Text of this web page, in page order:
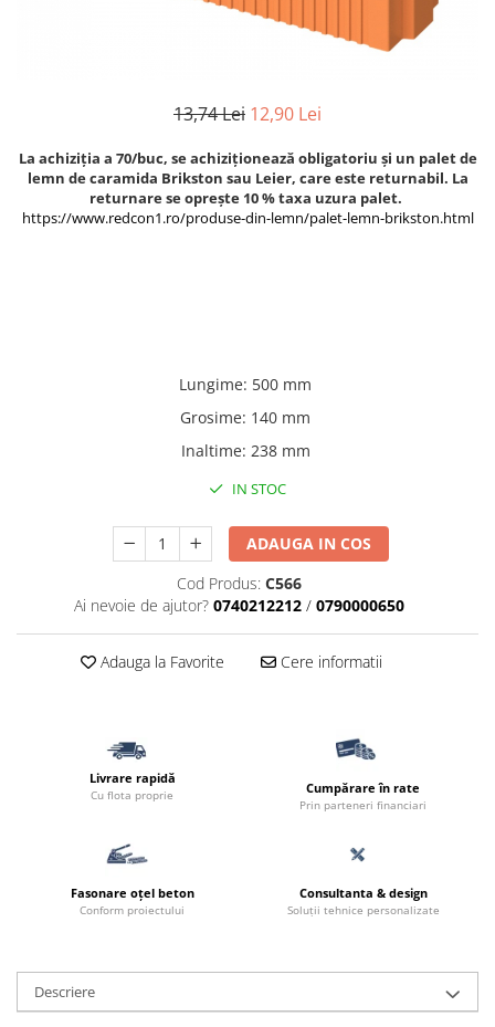
Vata minerala
Vata minerala bazaltica
Tevi PVC
Rigole
13,74 Lei 12,90 Lei
La achiziția a 70/buc, se achiziționează obligatoriu și un palet de
lemn de caramida Brikston sau Leier, care este returnabil. La
returnare se oprește 10 % taxa uzura palet.
https://www.redcon1.ro/produse-din-lemn/palet-lemn-brikston.html
Lungime: 500 mm
Grosime: 140 mm
Inaltime: 238 mm
IN STOC
ADAUGA IN COS
Cod Produs: C566
Ai nevoie de ajutor? 0740212212 / 0790000650
Adauga la Favorite Cere informatii
Livrare rapidă
Cu flota proprie Cumpărare în rate
Prin parteneri financiari
Fasonare oțel beton
Conform proiectului
Consultanta & design
Soluții tehnice personalizate
Descriere